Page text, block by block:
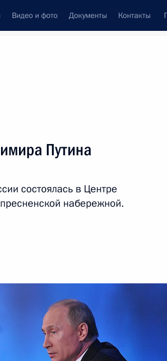
Видео и фото Документы Контакты
о связи
Путина
состоялась в Центре
набережной.